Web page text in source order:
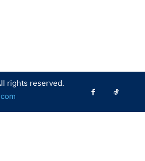
rights reserved.